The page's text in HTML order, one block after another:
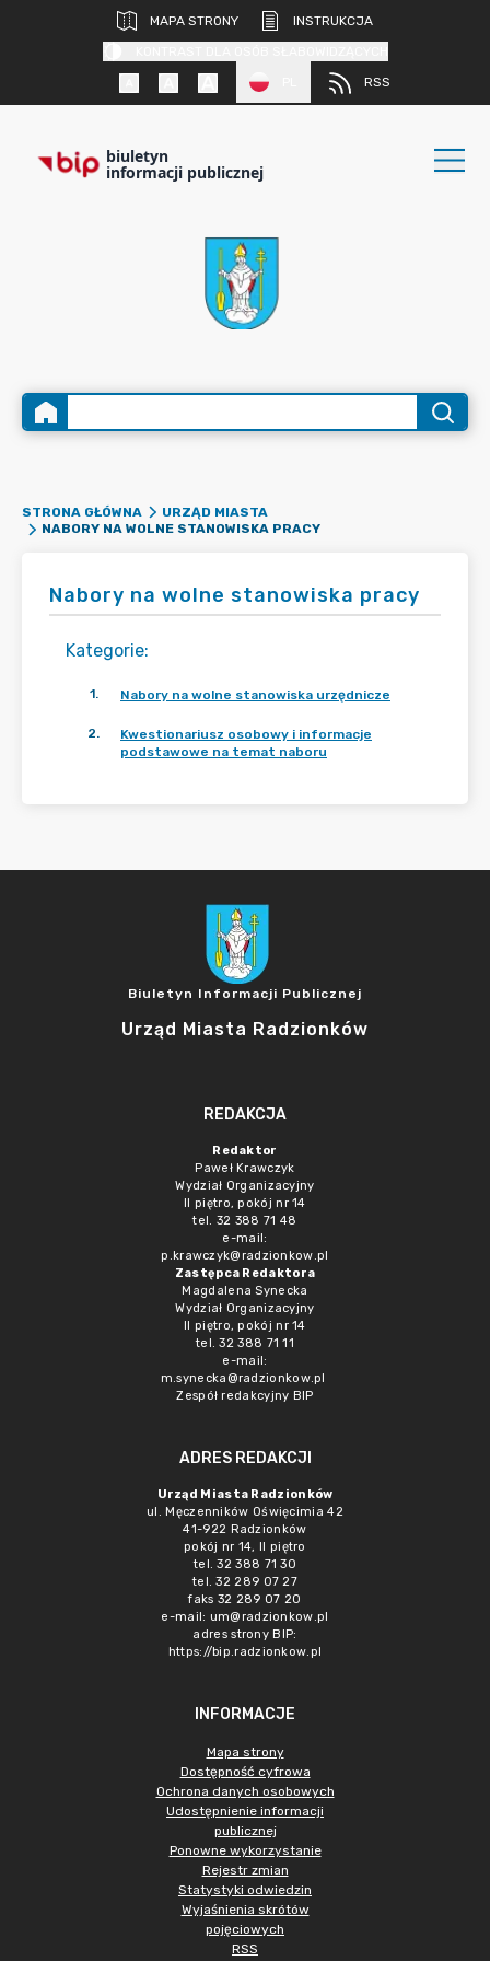
MAPA STRONY
INSTRUKCJA
RSS
biuletyn
informacji publicznej
STRONA GŁÓWNA
URZĄD MIASTA
NABORY NA WOLNE STANOWISKA PRACY
Nabory na wolne stanowiska pracy
Kategorie:
1. Nabory na wolne stanowiska urzędnicze
2.
Kwestionariusz osobowy i informacje
podstawowe na temat naboru
Biuletyn Informacji Publicznej
Urząd Miasta Radzionków
REDAKCJA
Redaktor
Paweł Krawczyk
Wydział Organizacyjny
II piętro, pokój nr 14
tel. 32 388 71 48
e-mail:
p.krawczyk@radzionkow.pl
Zastępca Redaktora
Magdalena Synecka
Wydział Organizacyjny
II piętro, pokój nr 14
tel. 32 388 71 11
e-mail:
m.synecka@radzionkow.pl
Zespół redakcyjny BIP
ADRES REDAKCJI
Urząd Miasta Radzionków
ul. Męczenników Oświęcimia 42
41-922 Radzionków
pokój nr 14, II piętro
tel. 32 388 71 30
tel. 32 289 07 27
faks 32 289 07 20
e-mail: um@radzionkow.pl
adres strony BIP:
https://bip.radzionkow.pl
INFORMACJE
Mapa strony
Dostępność cyfrowa
Ochrona danych osobowych
Udostępnienie informacji
publicznej
Ponowne wykorzystanie
Rejestr zmian
Statystyki odwiedzin
Wyjaśnienia skrótów
pojęciowych
RSS